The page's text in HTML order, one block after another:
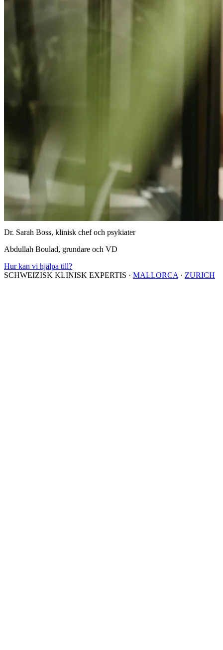
Dr. Sarah Boss, klinisk chef och psykiater
Abdullah Boulad, grundare och VD
Hur kan vi hjälpa till?
SCHWEIZISK KLINISK EXPERTIS · MALLORCA · ZURICH